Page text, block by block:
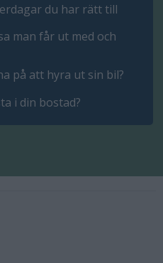
du har rätt till
man får ut med och
på att hyra ut sin bil?
i din bostad?